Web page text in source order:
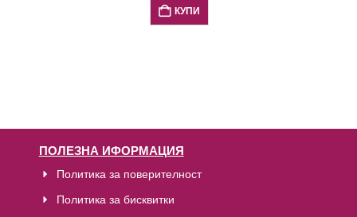
КУПИ
ПОЛЕЗНА ИФОРМАЦИЯ
Политика за поверителност
Политика за бисквитки